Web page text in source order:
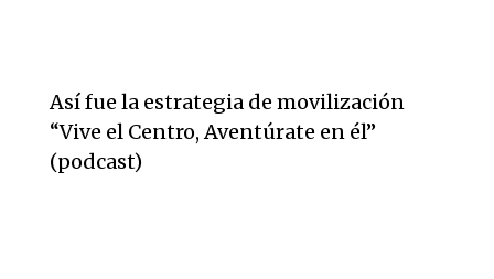
Así fue la estrategia de movilización
“Vive el Centro, Aventúrate en él”
(podcast)